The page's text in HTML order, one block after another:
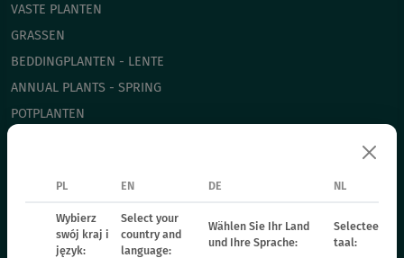
VASTE PLANTEN
GRASSEN
BEDDINGPLANTEN - LENTE
ANNUAL PLANTS - SPRING
POTPLANTEN
TWEEJARIGE PLANTEN
MESTSTOFFEN
CATALOGUES
PL EN DE NL
Wybierz
swój kraj i
język:
Select your
country and
language:
Wählen Sie Ihr Land
und Ihre Sprache:
Selecteer uw
taal: